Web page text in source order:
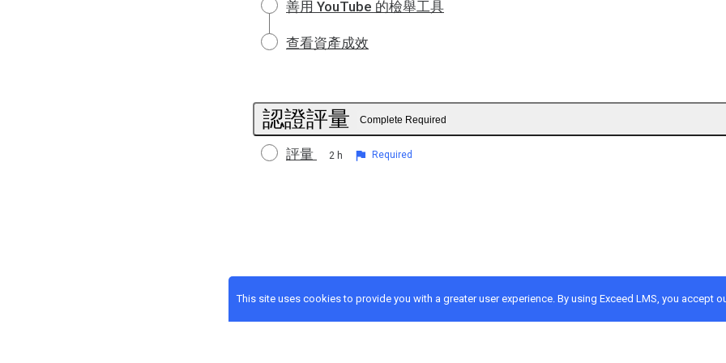
This site uses cookies to provide you with a greater user experience. By using Exceed LMS, you accept
善用 YouTube 的檢舉工具
查看資產成效
認證評量 Complete Required
評量 2 h Required